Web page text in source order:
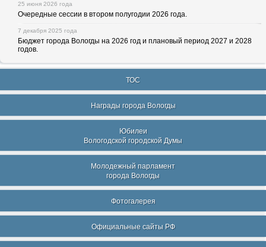
25 июня 2026 года
Очередные сессии в втором полугодии 2026 года.
7 декабря 2025 года
Бюджет города Вологды на 2026 год и плановый период 2027 и 2028
годов.
ТОС
Награды города Вологды
Юбилеи
Вологодской городской Думы
Молодежный парламент
города Вологды
Фотогалерея
Официальные сайты РФ